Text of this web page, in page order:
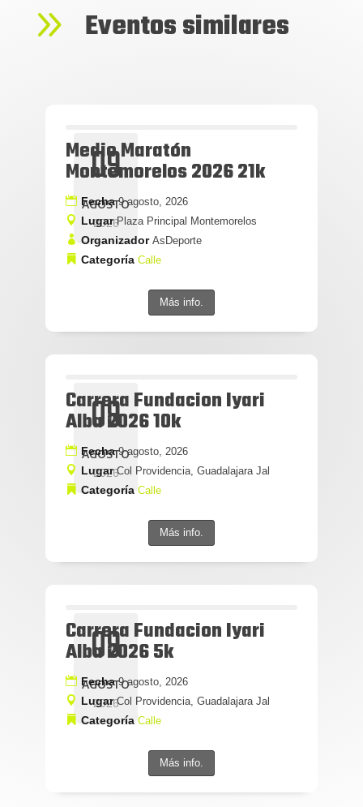
9 Eventos similares
09
AGOSTO
2026
Medio Maratón
Montemorelos 2026 21k
Fecha9 agosto, 2026
LugarPlaza Principal Montemorelos
Organizador AsDeporte
Categoría Calle
Más info.
09
AGOSTO
2026
Carrera Fundacion Iyari
Alba 2026 10k
Fecha9 agosto, 2026
LugarCol Providencia, Guadalajara Jal
Categoría Calle
Más info.
09
AGOSTO
2026
Carrera Fundacion Iyari
Alba 2026 5k
Fecha9 agosto, 2026
LugarCol Providencia, Guadalajara Jal
Categoría Calle
Más info.